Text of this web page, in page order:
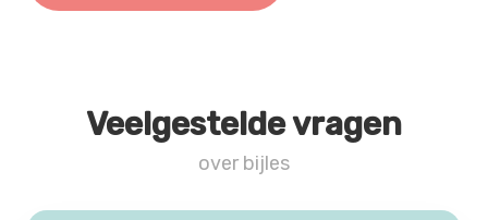
Veelgestelde vragen
over bijles